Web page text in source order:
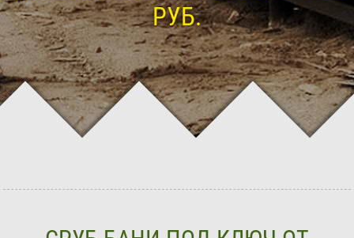
РУБ.